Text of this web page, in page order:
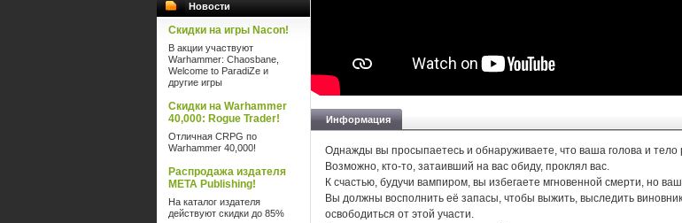
Новости
Скидки на игры Nacon!
В акции участвуют
Warhammer: Chaosbane,
Welcome to ParadiZe и
другие игры
Скидки на Warhammer
40,000: Rogue Trader!
Отличная CRPG по
Warhammer 40,000!
Распродажа издателя
META Publishing!
На каталог издателя
действуют скидки до 85%
Информация
Однажды вы просыпаетесь и обнаруживаете, что ваша голова и тело
Возможно, кто-то, затаивший на вас обиду, проклял вас.
К счастью, будучи вампиром, вы избегаете мгновенной смерти, но
Вы должны восполнить её запасы, чтобы выжить, выследить
освободиться от этой участи.